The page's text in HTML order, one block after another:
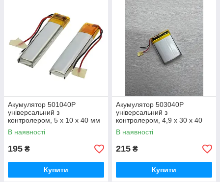
Акумулятор 501040P
універсальний з
контролером, 5 х 10 х 40 мм
(185 mAh) 1 штука
В наявності
195 ₴
Купити
Акумулятор 503040P
універсальний з
контролером, 4,9 х 30 х 40
мм (450 mAh)/для кейсів
навушників, смарт годинників
В наявності
215 ₴
Купити